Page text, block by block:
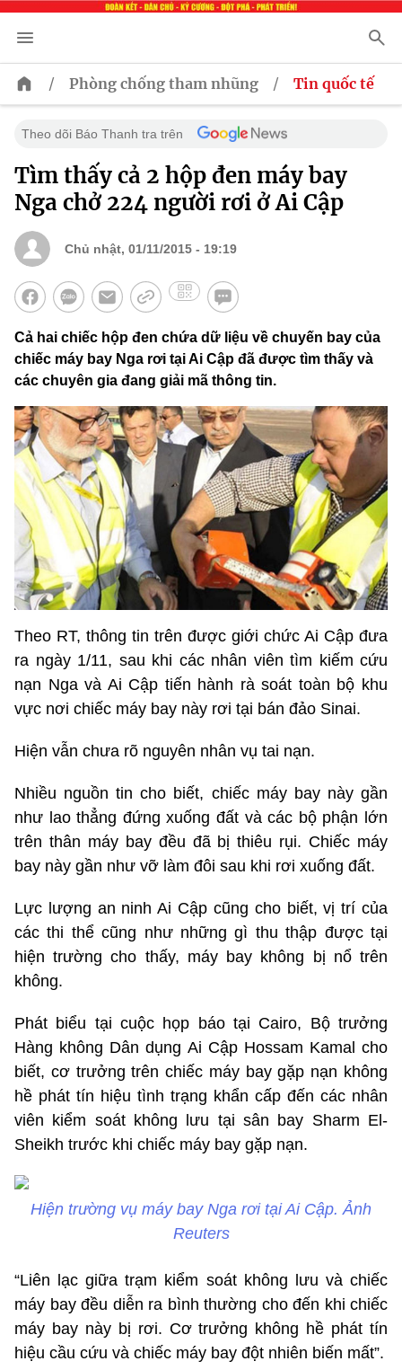
/ Phòng chống tham nhũng / Tin quốc tế
Theo dõi Báo Thanh tra trên
Tìm thấy cả 2 hộp đen máy bay
Nga chở 224 người rơi ở Ai Cập
Chủ nhật, 01/11/2015 - 19:19
Cả hai chiếc hộp đen chứa dữ liệu về chuyến bay của
chiếc máy bay Nga rơi tại Ai Cập đã được tìm thấy và
các chuyên gia đang giải mã thông tin.
Theo RT, thông tin trên được giới chức Ai Cập đưa
ra ngày 1/11, sau khi các nhân viên tìm kiếm cứu
nạn Nga và Ai Cập tiến hành rà soát toàn bộ khu
vực nơi chiếc máy bay này rơi tại bán đảo Sinai.
Hiện vẫn chưa rõ nguyên nhân vụ tai nạn.
Nhiều nguồn tin cho biết, chiếc máy bay này gần
như lao thẳng đứng xuống đất và các bộ phận lớn
trên thân máy bay đều đã bị thiêu rụi. Chiếc máy
bay này gần như vỡ làm đôi sau khi rơi xuống đất.
Lực lượng an ninh Ai Cập cũng cho biết, vị trí của
các thi thể cũng như những gì thu thập được tại
hiện trường cho thấy, máy bay không bị nổ trên
không.
Phát biểu tại cuộc họp báo tại Cairo, Bộ trưởng
Hàng không Dân dụng Ai Cập Hossam Kamal cho
biết, cơ trưởng trên chiếc máy bay gặp nạn không
hề phát tín hiệu tình trạng khẩn cấp đến các nhân
viên kiểm soát không lưu tại sân bay Sharm El-
Sheikh trước khi chiếc máy bay gặp nạn.
Hiện trường vụ máy bay Nga rơi tại Ai Cập. Ảnh
Reuters
“Liên lạc giữa trạm kiểm soát không lưu và chiếc
máy bay đều diễn ra bình thường cho đến khi chiếc
máy bay này bị rơi. Cơ trưởng không hề phát tín
hiệu cầu cứu và chiếc máy bay đột nhiên biến mất”.